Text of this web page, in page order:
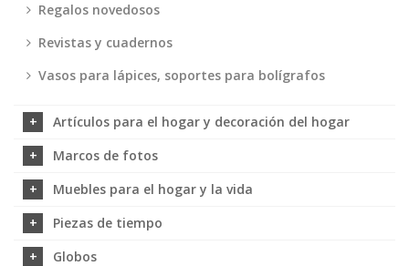
Regalos novedosos
Revistas y cuadernos
Vasos para lápices, soportes para bolígrafos
Artículos para el hogar y decoración del hogar
Marcos de fotos
Muebles para el hogar y la vida
Piezas de tiempo
Globos